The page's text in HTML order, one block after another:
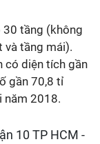
tầng (không
và tầng mái).
có diện tích gần
gần 70,8 tỉ
năm 2018.